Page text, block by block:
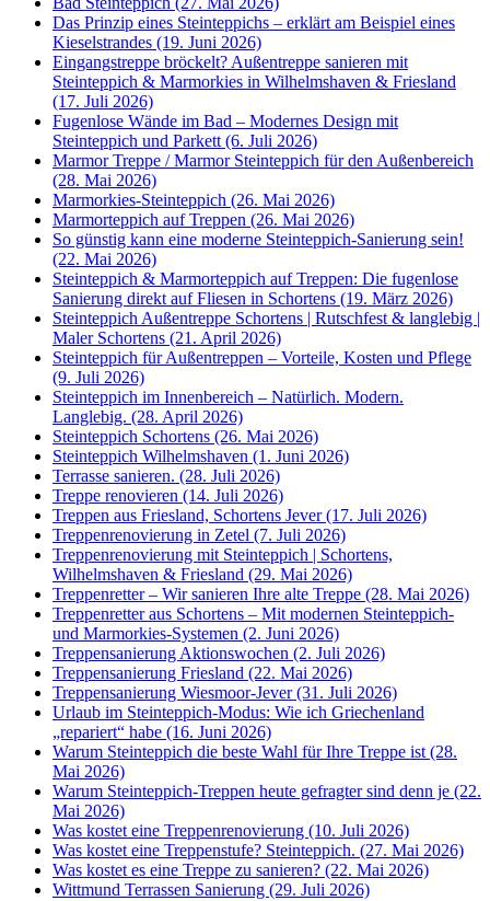
Das Prinzip eines Steinteppichs – erklärt am Beispiel eines
Kieselstrandes (19. Juni 2026)
Eingangstreppe bröckelt? Außentreppe sanieren mit
Steinteppich & Marmorkies in Wilhelmshaven & Friesland
(17. Juli 2026)
Fugenlose Wände im Bad – Modernes Design mit
Steinteppich und Parkett (6. Juli 2026)
Marmor Treppe / Marmor Steinteppich für den Außenbereich
(28. Mai 2026)
Marmorkies-Steinteppich (26. Mai 2026)
Marmorteppich auf Treppen (26. Mai 2026)
So günstig kann eine moderne Steinteppich-Sanierung sein!
(22. Mai 2026)
Steinteppich & Marmorteppich auf Treppen: Die fugenlose
Sanierung direkt auf Fliesen in Schortens (19. März 2026)
Steinteppich Außentreppe Schortens | Rutschfest & langlebig |
Maler Schortens (21. April 2026)
Steinteppich für Außentreppen – Vorteile, Kosten und Pflege
(9. Juli 2026)
Steinteppich im Innenbereich – Natürlich. Modern.
Langlebig. (28. April 2026)
Steinteppich Schortens (26. Mai 2026)
Steinteppich Wilhelmshaven (1. Juni 2026)
Terrasse sanieren. (28. Juli 2026)
Treppe renovieren (14. Juli 2026)
Treppen aus Friesland, Schortens Jever (17. Juli 2026)
Treppenrenovierung in Zetel (7. Juli 2026)
Treppenrenovierung mit Steinteppich | Schortens,
Wilhelmshaven & Friesland (29. Mai 2026)
Treppenretter – Wir sanieren Ihre alte Treppe (28. Mai 2026)
Treppenretter aus Schortens – Mit modernen Steinteppich-
und Marmorkies-Systemen (2. Juni 2026)
Treppensanierung Aktionswochen (2. Juli 2026)
Treppensanierung Friesland (22. Mai 2026)
Treppensanierung Wiesmoor-Jever (31. Juli 2026)
Urlaub im Steinteppich-Modus: Wie ich Griechenland
„repariert“ habe (16. Juni 2026)
Warum Steinteppich die beste Wahl für Ihre Treppe ist (28.
Mai 2026)
Warum Steinteppich-Treppen heute gefragter sind denn je (22.
Mai 2026)
Was kostet eine Treppenrenovierung (10. Juli 2026)
Was kostet eine Treppenstufe? Steinteppich. (27. Mai 2026)
Was kostet es eine Treppe zu sanieren? (22. Mai 2026)
Wittmund Terrassen Sanierung (29. Juli 2026)